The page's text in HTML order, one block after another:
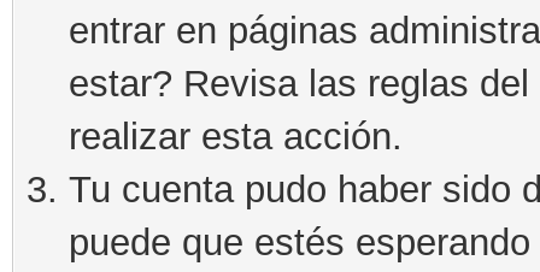
entrar en páginas
estar? Revisa las reglas
realizar esta acción.
Tu cuenta pudo haber sido
puede que estés